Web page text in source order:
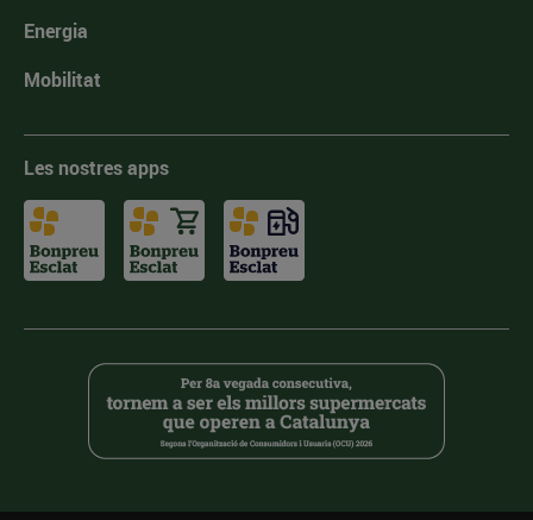
Energia
Mobilitat
Les nostres apps